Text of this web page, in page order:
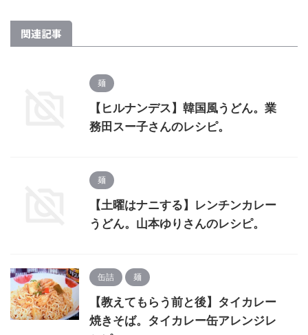
関連記事
麺
【ヒルナンデス】韓国風うどん。業
務田スー子さんのレシピ。
麺
【土曜はナニする】レンチンカレー
うどん。山本ゆりさんのレシピ。
缶詰 麺
【教えてもらう前と後】タイカレー
焼きそば。タイカレー缶アレンジレ